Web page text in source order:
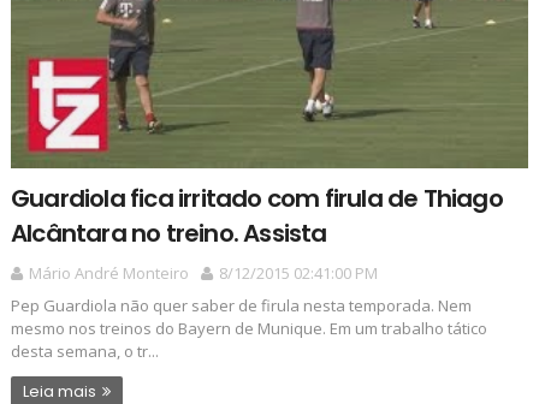
Guardiola fica irritado com firula de Thiago
Alcântara no treino. Assista
Mário André Monteiro
8/12/2015 02:41:00 PM
Pep Guardiola não quer saber de firula nesta temporada. Nem
mesmo nos treinos do Bayern de Munique. Em um trabalho tático
desta semana, o tr...
Leia mais